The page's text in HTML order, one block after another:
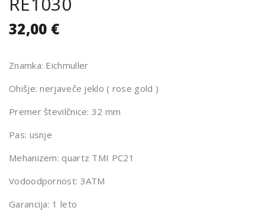
32,00 €
Znamka: Eichmuller
Ohišje: nerjaveče jeklo ( rose gold )
Premer številčnice: 32 mm
Pas: usnje
Mehanizem: quartz TMI PC21
Vodoodpornost: 3ATM
Garancija: 1 leto